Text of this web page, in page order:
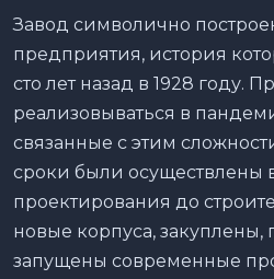
Завод символично
предприятия, история
сто лет назад в 1928 году.
реализовываться в
связанные с этим
сроки были осуществлены
проектирования до
новые корпуса, закуплены,
запущены современные